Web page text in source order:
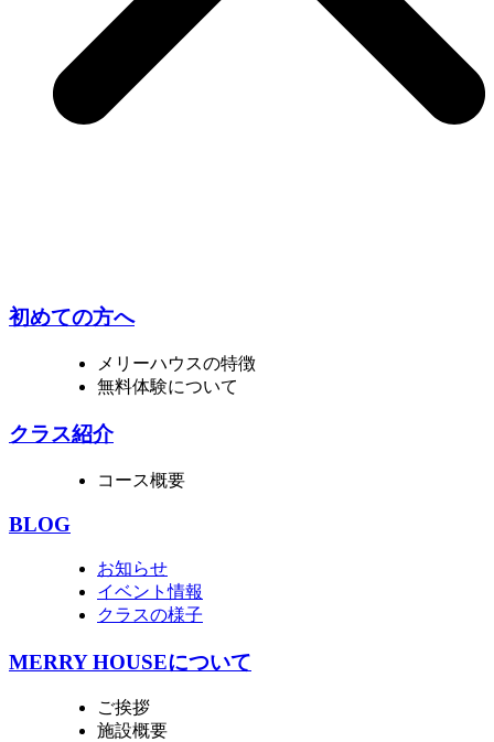
初めての方へ
メリーハウスの特徴
無料体験について
クラス紹介
コース概要
BLOG
お知らせ
イベント情報
クラスの様子
MERRY HOUSEについて
ご挨拶
施設概要